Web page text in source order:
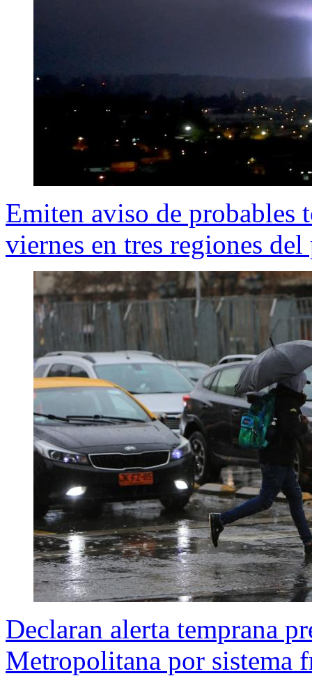
Emiten aviso de probables
viernes en tres regiones del
Declaran alerta temprana
Metropolitana por sistema